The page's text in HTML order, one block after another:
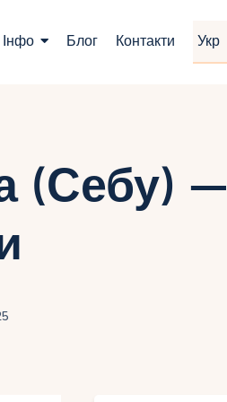
Інфо Блог Контакти Укр
(Себу) —